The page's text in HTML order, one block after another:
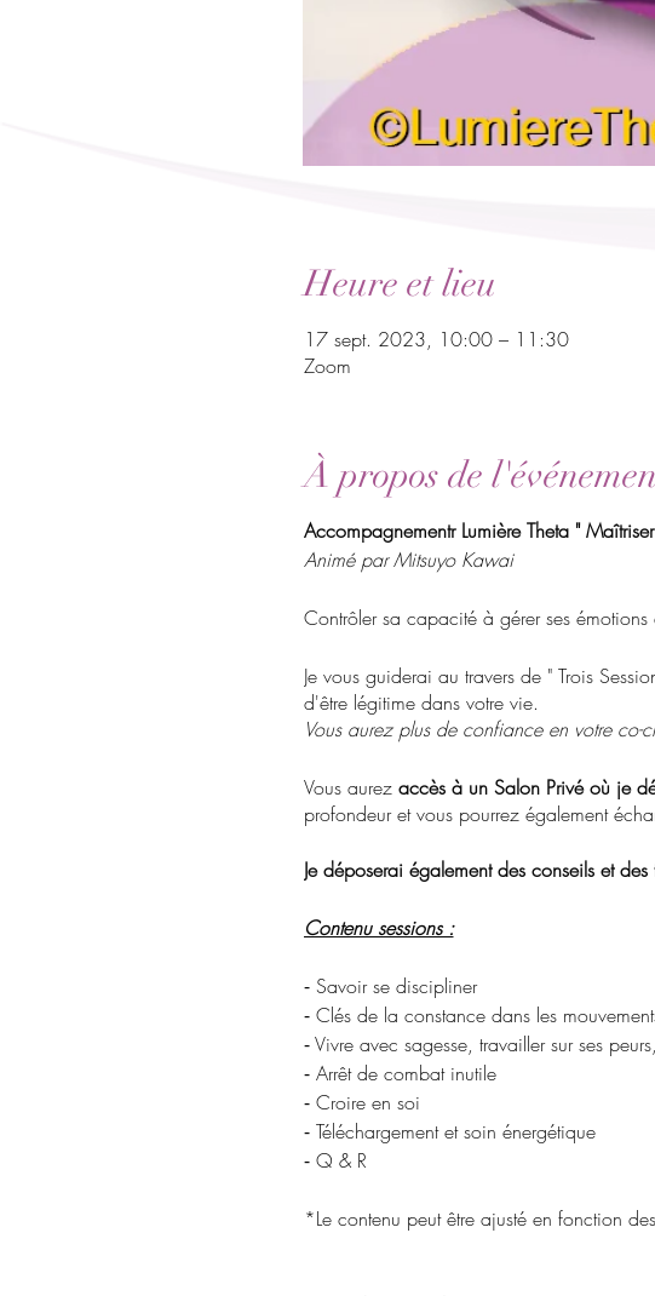
Heure et lieu
17 sept. 2023, 10:00 – 11:30
Zoom
À propos de
Accompagnementr Lumière Theta "
Animé par Mitsuyo Kawai
Contrôler sa capacité à gérer ses
Je vous guiderai au travers de " Trois
d'être légitime dans votre vie.
Vous aurez plus de confiance en votre
Vous aurezaccès à un Salon Privé où je
profondeur et vous pourrez également
Je déposerai également des conseils et des
Contenu sessions :
⁃ Savoir se discipliner
⁃ Clés de la constance dans les
⁃ Vivre avec sagesse, travailler sur ses
⁃ Arrêt de combat inutile
⁃ Croire en soi
⁃ Téléchargement et soin énergétique
⁃ Q & R
*Le contenu peut être ajusté en fonction